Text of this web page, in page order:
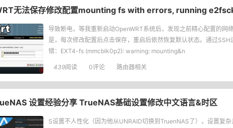
无法保存修改配置mounting fs with errors, running
导致断电，等我重新启动OpenWRT系统后，发现之前精心配置的网
是，每次修改配置后点击保存，重启后依然恢复默认状态。通过
错：EXT4-fs (mmcblk0p2): warning: mounting&n
439阅读 0评论 路由器相关
设置经验分享 TrueNAS基础设置修改中文语言&时区
S设置不人性化（因为他从UNRAID切换到TruenNAS了），设置复